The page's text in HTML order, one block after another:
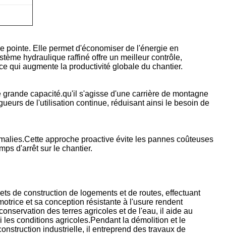
pointe. Elle permet d'économiser de l'énergie en
hydraulique raffiné offre un meilleur contrôle,
qui augmente la productivité globale du chantier.
capacité.qu'il s'agisse d'une carrière de montagne
de l'utilisation continue, réduisant ainsi le besoin de
approche proactive évite les pannes coûteuses
d'arrêt sur le chantier.
de construction de logements et de routes, effectuant
et sa conception résistante à l'usure rendent
des terres agricoles et de l'eau, il aide au
conditions agricoles.Pendant la démolition et le
industrielle, il entreprend des travaux de